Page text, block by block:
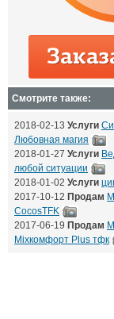
Смотрите также:
2018-02-13 Услуги
Любовная магия
2018-01-27 Услуги
любой ситуации
2018-01-02 Услуги
2017-10-12 Продам
CocosTFK
2017-06-19 Продам
Mixкомфорт Plus тфк